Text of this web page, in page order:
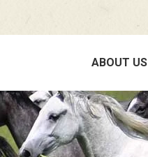
ABOUT US